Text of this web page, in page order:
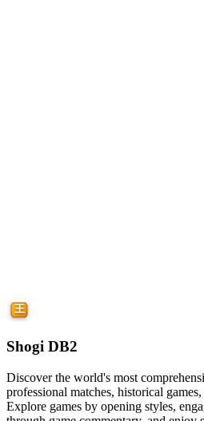
Shogi DB2
Discover the world's most
professional matches, historical
Explore games by opening styles,